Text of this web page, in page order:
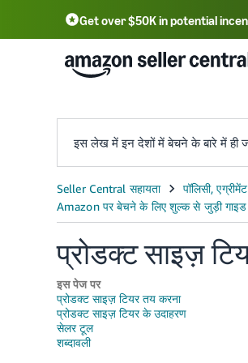
Get over $50K in potential
English - US 中文 - CN
इस लेख में इन देशों में बेचने के बारे में ही
प्रोडक्ट साइज़
इस पेज पर
प्रोडक्ट साइज़ टियर तय करना
प्रोडक्ट साइज़ टियर के उदाहरण
सेलर टूल
शब्दावली